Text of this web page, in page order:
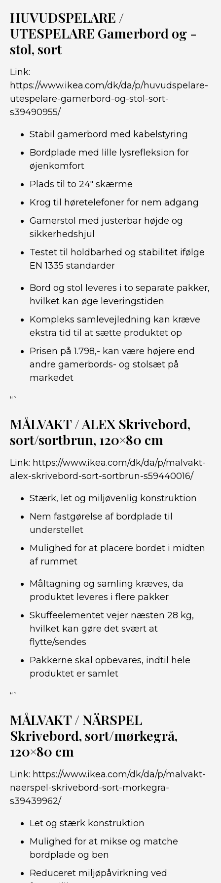
HUVUDSPELARE /
UTESPELARE Gamerbord og -
stol, sort
Link:
https://www.ikea.com/dk/da/p/huvudspelare-
utespelare-gamerbord-og-stol-sort-
s39490955/
Stabil gamerbord med kabelstyring
Bordplade med lille lysrefleksion for
øjenkomfort
Plads til to 24″ skærme
Krog til høretelefoner for nem adgang
Gamerstol med justerbar højde og
sikkerhedshjul
Testet til holdbarhed og stabilitet ifølge
EN 1335 standarder
Bord og stol leveres i to separate pakker,
hvilket kan øge leveringstiden
Kompleks samlevejledning kan kræve
ekstra tid til at sætte produktet op
Prisen på 1.798,- kan være højere end
andre gamerbords- og stolsæt på
markedet
“`
MÅLVAKT / ALEX Skrivebord,
sort/sortbrun, 120×80 cm
Link: https://www.ikea.com/dk/da/p/malvakt-
alex-skrivebord-sort-sortbrun-s59440016/
Stærk, let og miljøvenlig konstruktion
Nem fastgørelse af bordplade til
understellet
Mulighed for at placere bordet i midten
af rummet
Måltagning og samling kræves, da
produktet leveres i flere pakker
Skuffeelementet vejer næsten 28 kg,
hvilket kan gøre det svært at
flytte/sendes
Pakkerne skal opbevares, indtil hele
produktet er samlet
“`
MÅLVAKT / NÄRSPEL
Skrivebord, sort/mørkegrå,
120×80 cm
Link: https://www.ikea.com/dk/da/p/malvakt-
naerspel-skrivebord-sort-morkegra-
s39439962/
Let og stærk konstruktion
Mulighed for at mikse og matche
bordplade og ben
Reduceret miljøpåvirkning ved